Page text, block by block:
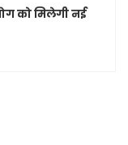
को मिलेगी नई